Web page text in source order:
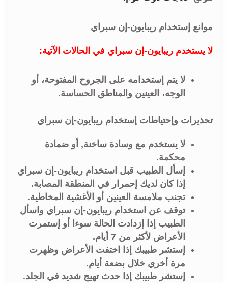
موانع إستخدام ريبايون-إن سبراي
لا يستخدم ريبايون-إن سبراي في الحالات الآتية:
لا يتم إستخدامه على الجروح المفتوحة، أو
الوجه، العينين والمناطق الحساسة.
تحذيرات وإحتياطات إستخدام ريبايون-إن سبراي
لا يستخدم مع وسادة ساخنة, أو ضمادة
محكمة.
إسأل الطبيب قبل استخدام ريبايون-إن سبراي
إذا كان لديك إحمرار في المنطقة المصابة.
تجنب ملامسة العينين أو الأغشية المخاطية.
توقف عن استخدام ريبايون-إن سبراي واسأل
الطبيب إذا إزدادت الحالة سوءا أو إستمرت
الأعراض لأكثر من 7 أيام.
إستشر طبيبك إذا اختفت الأعراض وظهرت
مرة أخري خلال بضعة أيام.
إستشر طبيبك إذا حدث تهيج شديد في الجلد.